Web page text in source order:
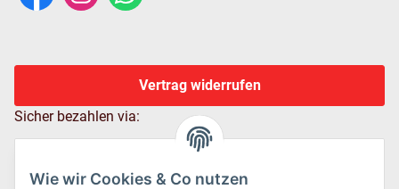
Wie wir Cookies & Co nutzen
Vertrag widerrufen
Sicher bezahlen via: